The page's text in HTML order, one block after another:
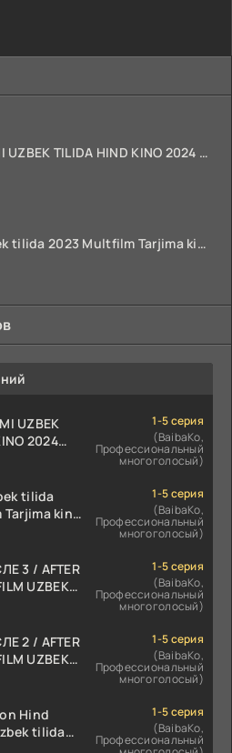
SALAAR 2 QISMI UZBEK TILIDA HIND KINO 2024 TARJIMA 720p HD Skachat
O'lik Kelin Uzbek tilida 2023 Multfilm Tarjima kino skachat
UZBEK
2024
HD Skachat
1-5 серия
(BaibaKo,
Профессиональный
многоголосый)
tilida
kino
1-5 серия
(BaibaKo,
Профессиональный
многоголосый)
3 / AFTER
UZBEK
FILM
1-5 серия
(BaibaKo,
Профессиональный
многоголосый)
AFTER
UZBEK
FILM
1-5 серия
(BaibaKo,
Профессиональный
многоголосый)
Hind
tilida
1-5 серия
(BaibaKo,
Профессиональный